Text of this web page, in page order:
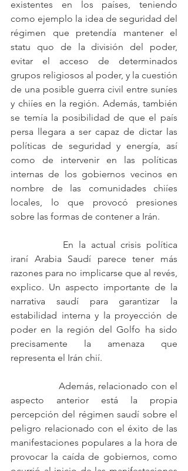
existentes en los países, teniendo
como ejemplo la idea de seguridad del
régimen que pretendía mantener el
statu quo de la división del poder,
evitar el acceso de determinados
grupos religiosos al poder, y la cuestión
de una posible guerra civil entre suníes
y chiíes en la región. Además, también
se temía la posibilidad de que el país
persa llegara a ser capaz de dictar las
políticas de seguridad y energía, así
como de intervenir en las políticas
internas de los gobiernos vecinos en
nombre de las comunidades chiíes
locales, lo que provocó presiones
sobre las formas de contener a Irán.
iraní Arabia Saudí parece tener más
razones para no implicarse que al revés,
explico. Un aspecto importante de la
narrativa saudí para garantizar la
estabilidad interna y la proyección de
poder en la región del Golfo ha sido
precisamente la amenaza que
representa el Irán chií.
aspecto anterior está la propia
percepción del régimen saudí sobre el
peligro relacionado con el éxito de las
manifestaciones populares a la hora de
provocar la caída de gobiernos, como